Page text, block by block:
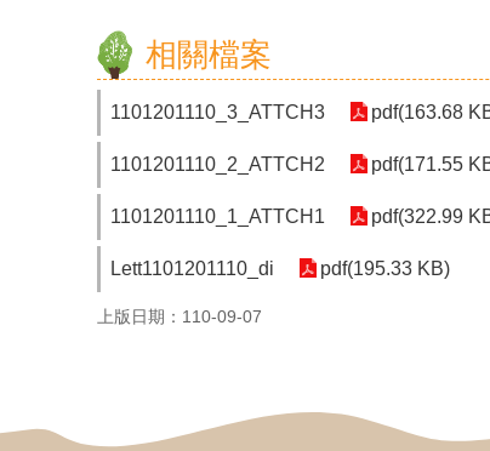
相關檔案
1101201110_3_ATTCH3 pdf(163.68
1101201110_2_ATTCH2 pdf(171.55
1101201110_1_ATTCH1 pdf(322.99
Lett1101201110_di pdf(195.33 KB)
上版日期：110-09-07